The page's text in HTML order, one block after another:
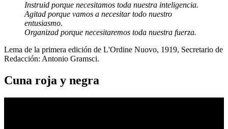
Instruid porque necesitamos toda nuestra inteligencia.
Agitad porque vamos a necesitar todo nuestro
entusiasmo.
Organizad porque necesitaremos toda nuestra fuerza.
Lema de la primera edición de L'Ordine Nuovo, 1919, Secretario de
Redacción: Antonio Gramsci.
Cuna roja y negra